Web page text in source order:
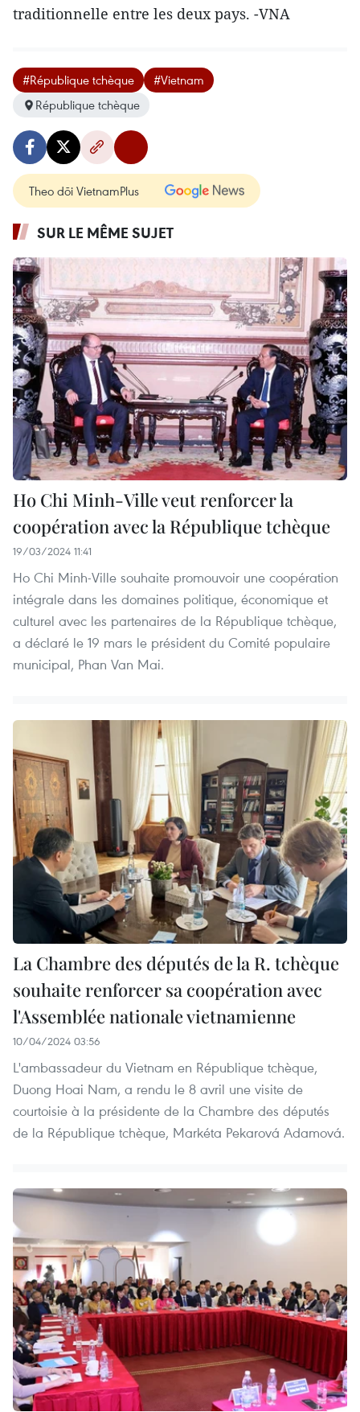
traditionnelle entre les deux pays. -VNA
#République tchèque
#Vietnam
République tchèque
Theo dõi VietnamPlus
SUR LE MÊME SUJET
Ho Chi Minh-Ville veut renforcer la
coopération avec la République tchèque
19/03/2024 11:41
Ho Chi Minh-Ville souhaite promouvoir une coopération
intégrale dans les domaines politique, économique et
culturel avec les partenaires de la République tchèque,
a déclaré le 19 mars le président du Comité populaire
municipal, Phan Van Mai.
La Chambre des députés de la R. tchèque
souhaite renforcer sa coopération avec
l'Assemblée nationale vietnamienne
10/04/2024 03:56
L'ambassadeur du Vietnam en République tchèque,
Duong Hoai Nam, a rendu le 8 avril une visite de
courtoisie à la présidente de la Chambre des députés
de la République tchèque, Markéta Pekarová Adamová.